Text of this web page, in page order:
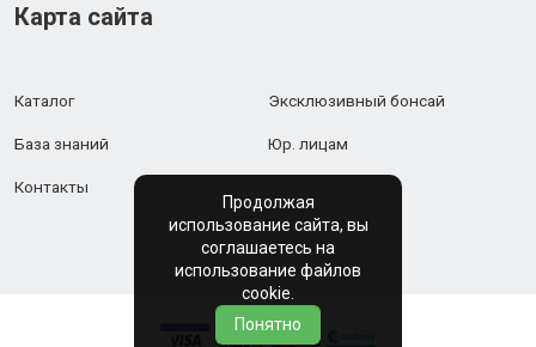
Карта сайта
Каталог Эксклюзивный бонсай
База знаний Юр. лицам
Контакты
Продолжая
использование сайта, вы
соглашаетесь на
использование файлов
cookie.
Понятно